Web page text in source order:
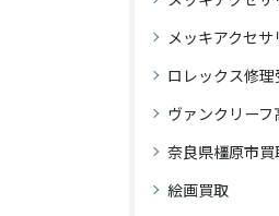
メッキアクセ
ロレックス修理
ヴァンクリー
奈良県橿原市買
絵画買取